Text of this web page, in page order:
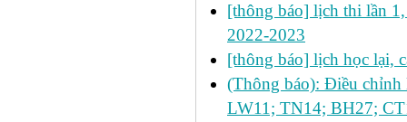
[thông báo] lịch thi lần
2022-2023
[thông báo] lịch học lại,
(Thông báo): Điều
LW11; TN14; BH27;